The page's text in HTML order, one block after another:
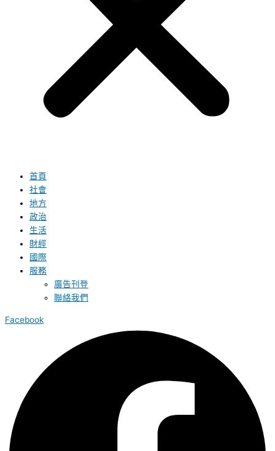
首頁
社會
地方
政治
生活
財經
國際
服務
廣告刊登
聯絡我們
Facebook